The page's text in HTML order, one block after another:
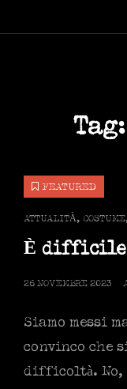
Tag:
FEATURED
CAT
LINKS
ATTUALITÀ, COSTUME
È
POSTED
26 NOVEMBRE 2023
Siamo messi
convinco che
difficoltà. No,